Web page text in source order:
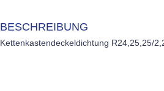
BESCHREIBUNG
Kettenkastendeckeldichtung R24,25,25/